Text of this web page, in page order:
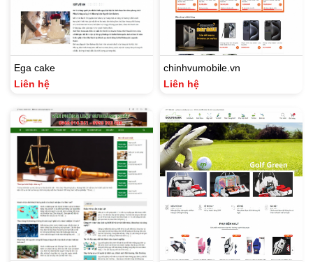
Ega cake
Liên hệ
chinhvumobile.vn
Liên hệ